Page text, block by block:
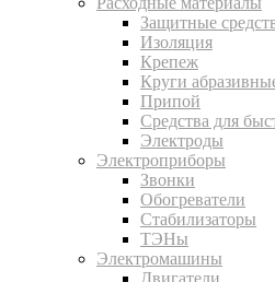
Защитные
Изоляция
Крепеж
Круги
Припой
Средства для
Электроды
Электроприборы
Звонки
Обогреватели
Стабилизаторы
ТЭНы
Электромашины
Двигатели